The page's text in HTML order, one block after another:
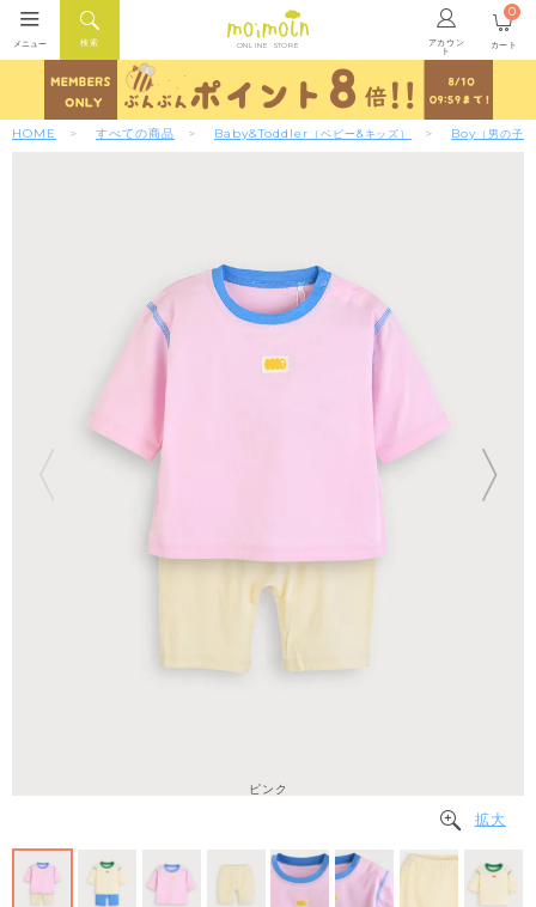
ONLINE STORE アカウン
ト
検索
メニュー カート
0
HOME すべての商品 Baby&Toddler （ベビー&キッズ） Boy （男の子）
ピンク
拡大